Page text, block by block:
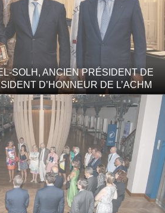
SOLH, ANCIEN PRÉSIDENT DE
D’HONNEUR DE L’ACHM